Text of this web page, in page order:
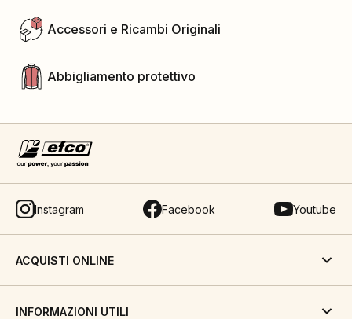
Accessori e Ricambi Originali
Abbigliamento protettivo
Instagram Facebook Youtube
ACQUISTI ONLINE
INFORMAZIONI UTILI